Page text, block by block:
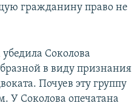
гражданину право не
Соколова
в виду признания
Почуев эту группу
У Соколова опечатана